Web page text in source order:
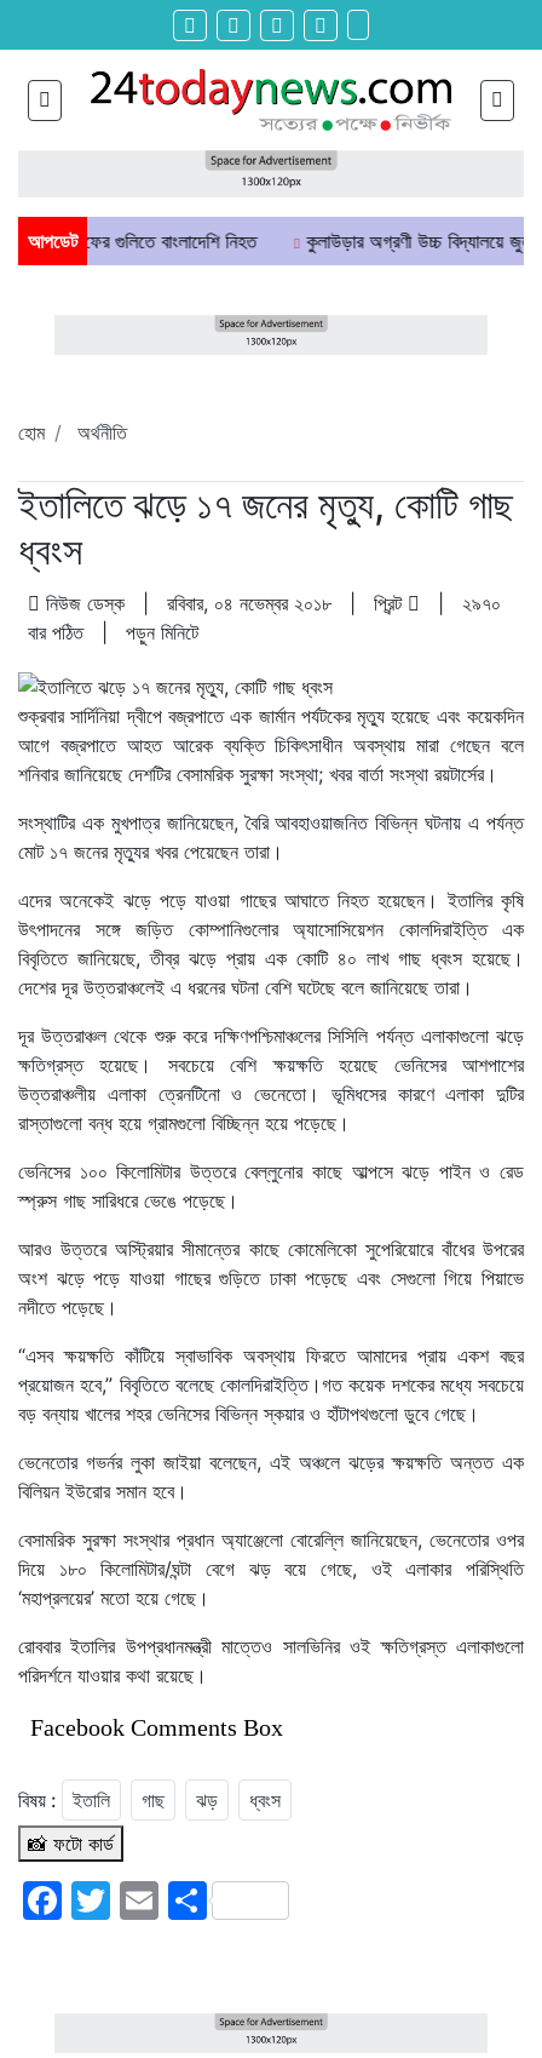
আপডেট
গুলিতে বাংলাদেশি নিহত কুলাউড়ার অগ্রণী উচ্চ বিদ্যালয়ে জুলাই
হোম অর্থনীতি
ইতালিতে ঝড়ে ১৭ জনের মৃত্যু, কোটি গাছ
ধ্বংস
নিউজ ডেস্ক | রবিবার, ০৪ নভেম্বর ২০১৮ | প্রিন্ট
২৯৭০
বার পঠিত
| পড়ুন মিনিটে
শুক্রবার সার্দিনিয়া দ্বীপে বজ্রপাতে এক জার্মান পর্যটকের মৃত্যু হয়েছে এবং কয়েকদিন
আগে বজ্রপাতে আহত আরেক ব্যক্তি চিকিৎসাধীন অবস্থায় মারা গেছেন বলে
শনিবার জানিয়েছে দেশটির বেসামরিক সুরক্ষা সংস্থা; খবর বার্তা সংস্থা রয়টার্সের।
সংস্থাটির এক মুখপাত্র জানিয়েছেন, বৈরি আবহাওয়াজনিত বিভিন্ন ঘটনায় এ পর্যন্ত
মোট ১৭ জনের মৃত্যুর খবর পেয়েছেন তারা।
এদের অনেকেই ঝড়ে পড়ে যাওয়া গাছের আঘাতে নিহত হয়েছেন। ইতালির কৃষি
উৎপাদনের সঙ্গে জড়িত কোম্পানিগুলোর অ্যাসোসিয়েশন কোলদিরাইত্তি এক
বিবৃতিতে জানিয়েছে, তীব্র ঝড়ে প্রায় এক কোটি ৪০ লাখ গাছ ধ্বংস হয়েছে।
দেশের দূর উত্তরাঞ্চলেই এ ধরনের ঘটনা বেশি ঘটেছে বলে জানিয়েছে তারা।
দূর উত্তরাঞ্চল থেকে শুরু করে দক্ষিণপশ্চিমাঞ্চলের সিসিলি পর্যন্ত এলাকাগুলো ঝড়ে
ক্ষতিগ্রস্ত হয়েছে। সবচেয়ে বেশি ক্ষয়ক্ষতি হয়েছে ভেনিসের আশপাশের
উত্তরাঞ্চলীয় এলাকা ত্রেনটিনো ও ভেনেতো। ভূমিধসের কারণে এলাকা দুটির
রাস্তাগুলো বন্ধ হয়ে গ্রামগুলো বিচ্ছিন্ন হয়ে পড়েছে।
ভেনিসের ১০০ কিলোমিটার উত্তরে বেল্লুনোর কাছে আল্পসে ঝড়ে পাইন ও রেড
স্প্রুস গাছ সারিধরে ভেঙে পড়েছে।
আরও উত্তরে অস্ট্রিয়ার সীমান্তের কাছে কোমেলিকো সুপেরিয়োরে বাঁধের উপরের
অংশ ঝড়ে পড়ে যাওয়া গাছের গুড়িতে ঢাকা পড়েছে এবং সেগুলো গিয়ে পিয়াভে
নদীতে পড়েছে।
“এসব ক্ষয়ক্ষতি কাঁটিয়ে স্বাভাবিক অবস্থায় ফিরতে আমাদের প্রায় একশ বছর
প্রয়োজন হবে,” বিবৃতিতে বলেছে কোলদিরাইত্তি।গত কয়েক দশকের মধ্যে সবচেয়ে
বড় বন্যায় খালের শহর ভেনিসের বিভিন্ন স্কয়ার ও হাঁটাপথগুলো ডুবে গেছে।
ভেনেতোর গভর্নর লুকা জাইয়া বলেছেন, এই অঞ্চলে ঝড়ের ক্ষয়ক্ষতি অন্তত এক
বিলিয়ন ইউরোর সমান হবে।
বেসামরিক সুরক্ষা সংস্থার প্রধান অ্যাঞ্জেলো বোরেল্লি জানিয়েছেন, ভেনেতোর ওপর
দিয়ে ১৮০ কিলোমিটার/ঘন্টা বেগে ঝড় বয়ে গেছে, ওই এলাকার পরিস্থিতি
‘মহাপ্রলয়ের’ মতো হয়ে গেছে।
রোববার ইতালির উপপ্রধানমন্ত্রী মাত্তেও সালভিনির ওই ক্ষতিগ্রস্ত এলাকাগুলো
পরিদর্শনে যাওয়ার কথা রয়েছে।
Facebook Comments Box
বিষয় : ইতালি গাছ ঝড়
ধ্বংস
📸 ফটো কার্ড
Facebook
Twitter
EmailShare